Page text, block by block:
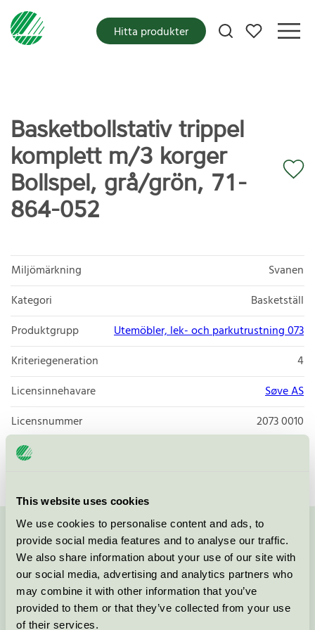
This website uses cookies
We use cookies to personalise content and ads, to
provide social media features and to analyse our traffic.
We also share information about your use of our site with
our social media, advertising and analytics partners who
may combine it with other information that you’ve
provided to them or that they’ve collected from your use
of their services.
Mina favoriter
Hitta produkter
Basketbollstativ trippel
komplett m/3 korger
Bollspel, grå/grön, 71-
864-052
Miljömärkning
Svanen
Kategori
Basketställ
Produktgrupp
Utemöbler, lek- och parkutrustning 073
Kriteriegeneration
4
Licensinnehavare
Søve AS
Licensnummer
2073 0010
Varumärke
Kontakta oss på08-55 55 24 00eller via formuläret: